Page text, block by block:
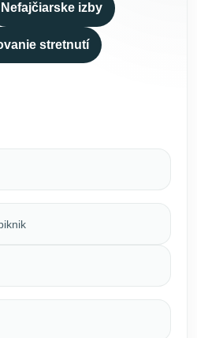
Nefajčiarske izby
stretnutí